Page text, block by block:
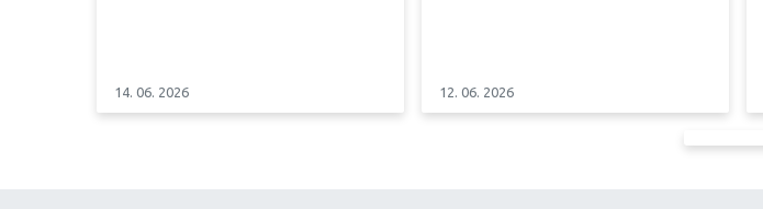
14. 06. 2026 12. 06. 2026